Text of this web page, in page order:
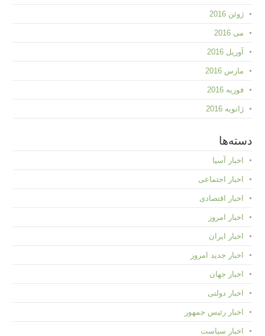
ژوئن 2016
می 2016
آوریل 2016
مارس 2016
فوریه 2016
ژانویه 2016
دسته‌ها
اخبار آسیا
اخبار اجتماعی
اخبار اقتصادی
اخبار امروز
اخبار ایران
اخبار جدید امروز
اخبار جهان
اخبار دولتی
اخبار رئیس جمهور
اخبار سیاست